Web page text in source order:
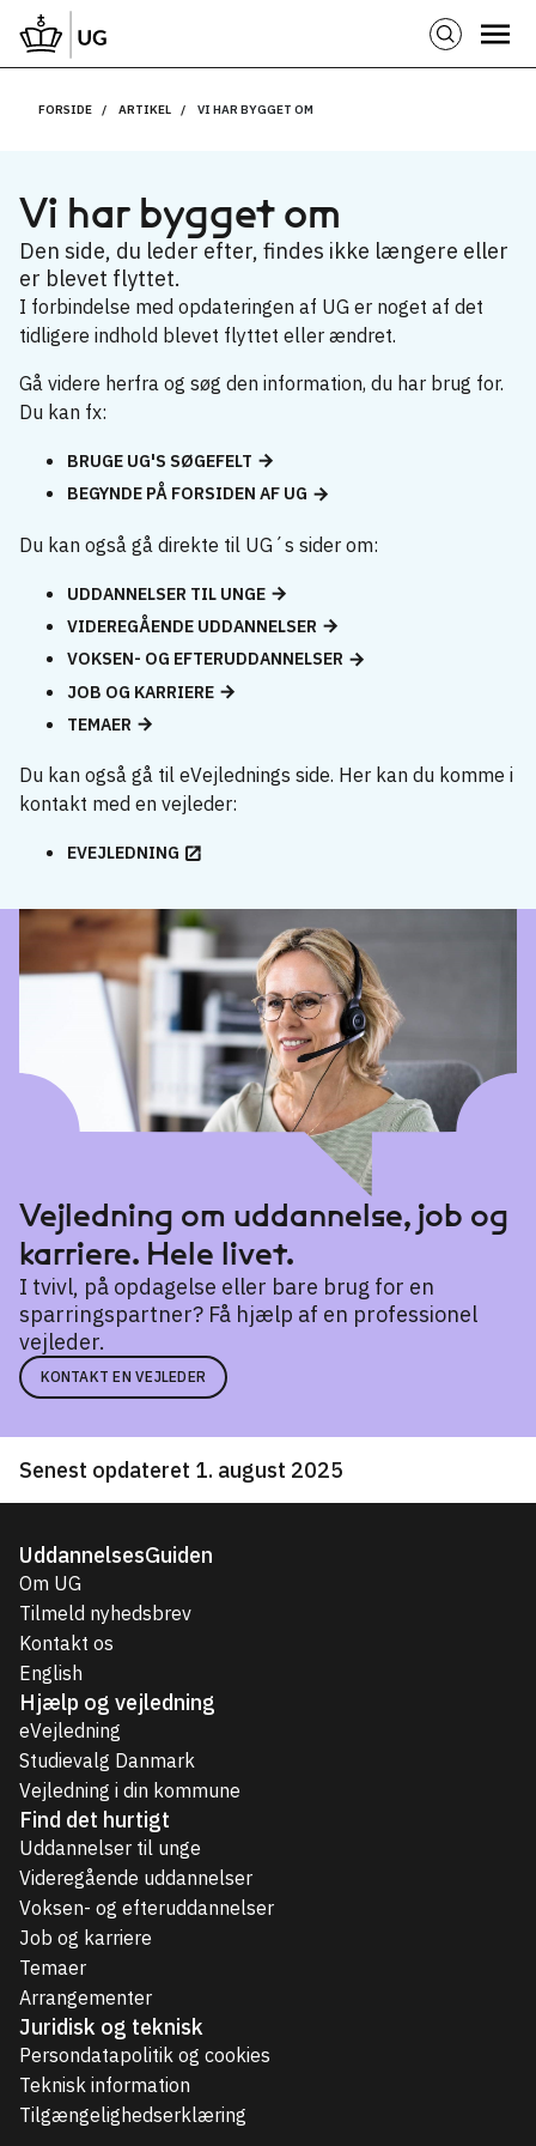
FORSIDE ARTIKEL VI HAR BYGGET OM
Vi har bygget om
Den side, du leder efter, findes ikke længere eller
er blevet flyttet.
I forbindelse med opdateringen af UG er noget af det
tidligere indhold blevet flyttet eller ændret.
Gå videre herfra og søg den information, du har brug for.
Du kan fx:
BRUGE UG'S SØGEFELT
BEGYNDE PÅ FORSIDEN AF UG
Du kan også gå direkte til UG´s sider om:
UDDANNELSER TIL UNGE
VIDEREGÅENDE UDDANNELSER
VOKSEN- OG EFTERUDDANNELSER
JOB OG KARRIERE
TEMAER
Du kan også gå til eVejlednings side. Her kan du komme i
kontakt med en vejleder:
EVEJLEDNING
Vejledning om uddannelse, job og
karriere. Hele livet.
I tvivl, på opdagelse eller bare brug for en
sparringspartner? Få hjælp af en professionel
vejleder.
KONTAKT EN VEJLEDER
Senest opdateret 1. august 2025
UddannelsesGuiden
Om UG
Tilmeld nyhedsbrev
Kontakt os
English
Hjælp og vejledning
eVejledning
Studievalg Danmark
Vejledning i din kommune
Find det hurtigt
Uddannelser til unge
Videregående uddannelser
Voksen- og efteruddannelser
Job og karriere
Temaer
Arrangementer
Juridisk og teknisk
Persondatapolitik og cookies
Teknisk information
Tilgængelighedserklæring